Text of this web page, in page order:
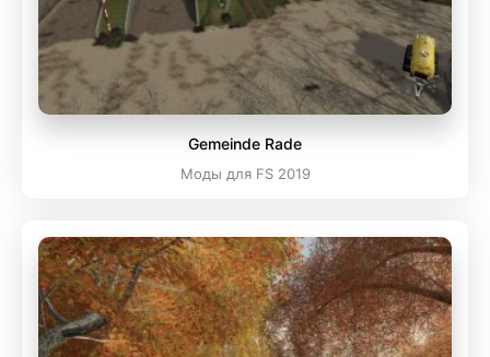
Gemeinde Rade
Моды для FS 2019